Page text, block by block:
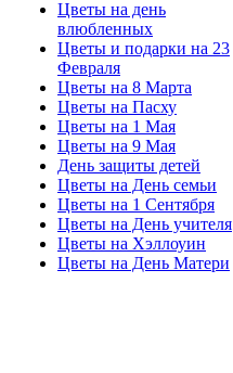
Цветы на день
влюбленных
Цветы и подарки на 23
Февраля
Цветы на 8 Марта
Цветы на Пасху
Цветы на 1 Мая
Цветы на 9 Мая
День защиты детей
Цветы на День семьи
Цветы на 1 Сентября
Цветы на День учителя
Цветы на Хэллоуин
Цветы на День Матери